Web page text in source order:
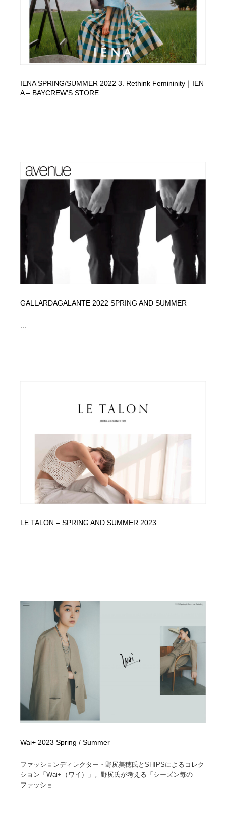
IENA SPRING/SUMMER 2022 3. Rethink Femininity｜IEN
A – BAYCREW’S STORE
...
GALLARDAGALANTE 2022 SPRING AND SUMMER
...
LE TALON – SPRING AND SUMMER 2023
...
Wai+ 2023 Spring / Summer
ファッションディレクター・野尻美穂氏とSHIPSによるコレク
ション「Wai+（ワイ）」。野尻氏が考える「シーズン毎の
ファッショ...